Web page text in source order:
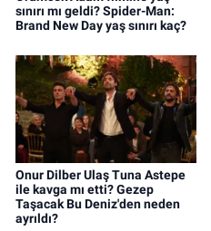
sınırı mı geldi? Spider-Man:
Brand New Day yaş sınırı kaç?
Onur Dilber Ulaş Tuna Astepe
ile kavga mı etti? Gezep
Taşacak Bu Deniz'den neden
ayrıldı?